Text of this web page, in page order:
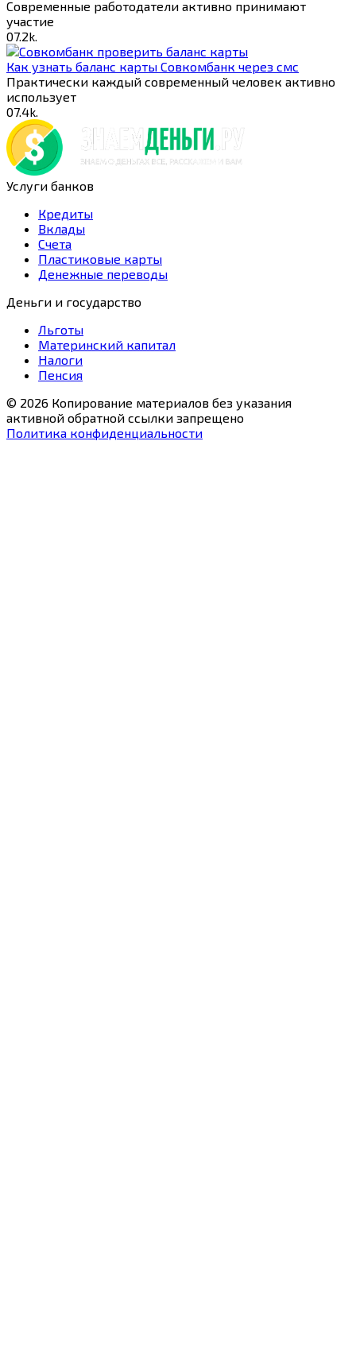
Современные работодатели активно принимают
участие
07.2k.
Как узнать баланс карты Совкомбанк через смс
Практически каждый современный человек активно
использует
07.4k.
Услуги банков
Кредиты
Вклады
Счета
Пластиковые карты
Денежные переводы
Деньги и государство
Льготы
Материнский капитал
Налоги
Пенсия
© 2026 Копирование материалов без указания
активной обратной ссылки запрещено
Политика конфиденциальности